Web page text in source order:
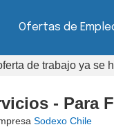
Ofertas de
de trabajo ya se
- Para
Sodexo Chile